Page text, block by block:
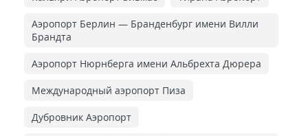
Аэропорт Берлин — Бранденбург имени Вилли
Брандта
Аэропорт Нюрнберга имени Альбрехта Дюрера
Международный аэропорт Пиза
Дубровник Аэропорт